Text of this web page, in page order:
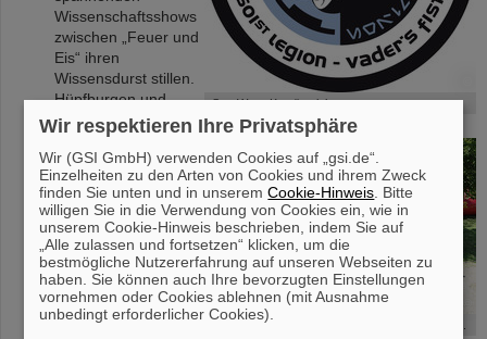
Star Wars-Kostümclub
Buntes Rahmenprogramm für die ganze Familie.
Wissenschaftsshows
zwischen „Feuer und
Eis“ ihren
Wissensdurst stillen.
Hüpfburgen und
andere
Animationsangebote
warten ebenfalls auf
die kleinen Gäste.
Star Wars-
Kostümclub
Der Kostümclub 501.
German Garrison tritt
in Star Wars-
Charakteren auf.
Wir respektieren Ihre Privatsphäre
Wir (GSI GmbH) verwenden Cookies auf „gsi.de“.
Einzelheiten zu den Arten von Cookies und ihrem Zweck
finden Sie unten und in unseremCookie-Hinweis . Bitte
willigen Sie in die Verwendung von Cookies ein, wie in
unserem Cookie-Hinweis beschrieben, indem Sie auf
„Alle zulassen und fortsetzen“ klicken, um die
bestmögliche Nutzererfahrung auf unseren Webseiten zu
haben. Sie können auch Ihre bevorzugten Einstellungen
vornehmen oder Cookies ablehnen (mit Ausnahme
unbedingt erforderlicher Cookies).